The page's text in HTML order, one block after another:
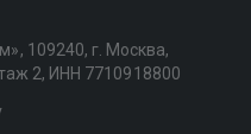
109240, г. Москва,
2, ИНН 7710918800